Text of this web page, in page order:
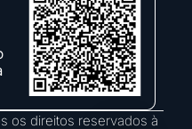
os direitos reservados à